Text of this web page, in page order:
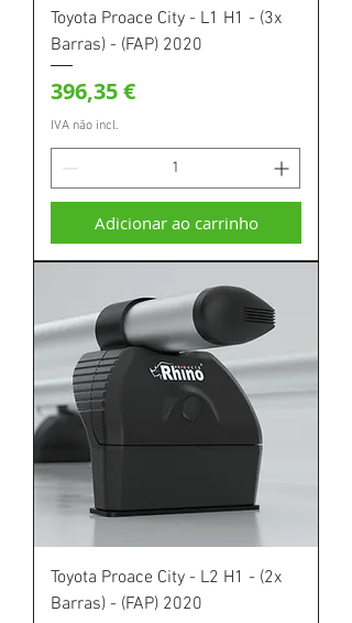
Toyota Proace City - L1 H1 - (3x
Barras) - (FAP) 2020
Preço
396,35 €
IVA não incl.
Adicionar ao carrinho
Toyota Proace City - L2 H1 - (2x
Barras) - (FAP) 2020